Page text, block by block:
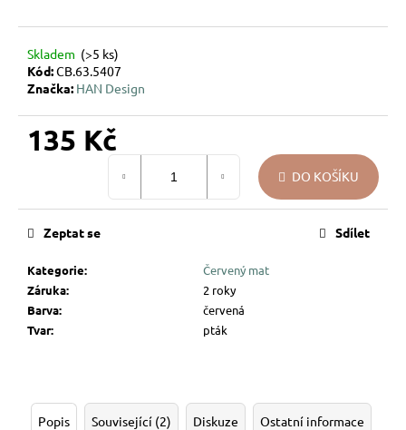
Skladem (>5 ks)
Kód:CB.63.5407
Značka: HAN Design
135 Kč
DO KOŠÍKU
Kategorie:
Červený mat
Záruka:
2 roky
Barva:
červená
Tvar: pták
Zeptat se Sdílet
Popis Související (2) Diskuze Ostatní informace
j
e
m
e
PEŘÍČKA
NA
58
Kč